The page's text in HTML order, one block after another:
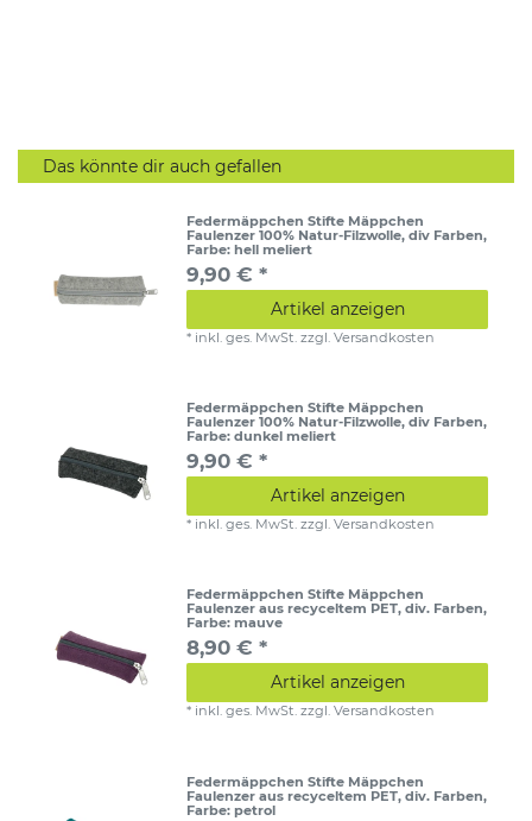
Das könnte dir auch gefallen
Federmäppchen Stifte Mäppchen
Faulenzer 100% Natur-Filzwolle, div Farben,
Farbe: hell meliert
9,90 € *
Artikel anzeigen
* inkl. ges. MwSt. zzgl.Versandkosten
Federmäppchen Stifte Mäppchen
Faulenzer 100% Natur-Filzwolle, div Farben,
Farbe: dunkel meliert
9,90 € *
Artikel anzeigen
* inkl. ges. MwSt. zzgl.Versandkosten
Federmäppchen Stifte Mäppchen
Faulenzer aus recyceltem PET, div. Farben,
Farbe: mauve
8,90 € *
Artikel anzeigen
* inkl. ges. MwSt. zzgl.Versandkosten
Federmäppchen Stifte Mäppchen
Faulenzer aus recyceltem PET, div. Farben,
Farbe: petrol